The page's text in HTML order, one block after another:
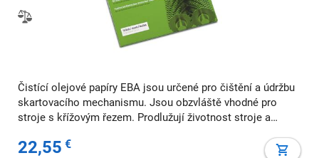
Čistící olejové papíry EBA jsou určené pro čištění a údržbu
skartovacího mechanismu. Jsou obzvláště vhodné pro
stroje s křížovým řezem. Prodlužují životnost stroje a
22,55 €